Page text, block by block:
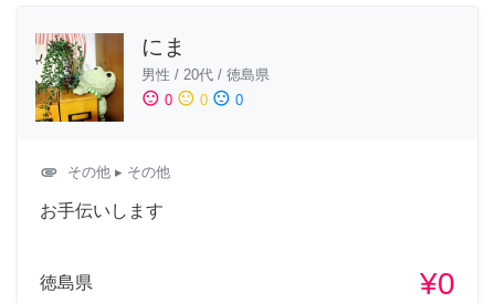
にま
男性 / 20代 / 徳島県
sentiment_satisfied 0 sentiment_neutral 0 sentiment_dissatisfied 0
attachment その他 ▸ その他
お手伝いします
徳島県 ¥0